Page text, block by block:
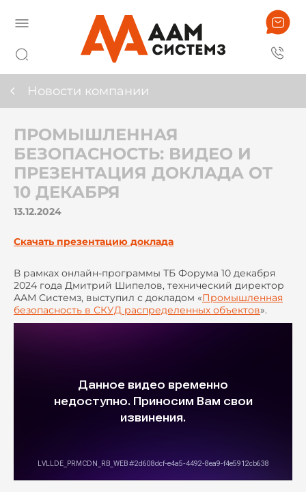
Новости компании
ПРОМЫШЛЕННАЯ
БЕЗОПАСНОСТЬ: ВИДЕО И
ПРЕЗЕНТАЦИЯ ДОКЛАДА ОТ
10 ДЕКАБРЯ
13.12.2024
Скачать презентацию доклада
В рамках онлайн-программы ТБ Форума 10 декабря
2024 года Дмитрий Шипелов, технический директор
ААМ Системз, выступил с докладом «Промышленная
безопасность в СКУД распределенных объектов».